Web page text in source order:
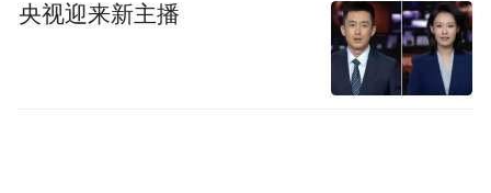
央视迎来新主播